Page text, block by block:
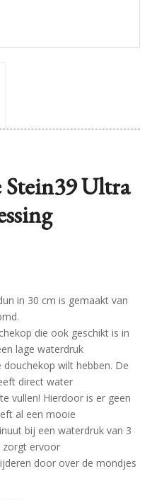
Ultra
die ook geschikt is in
lage waterdruk
wilt hebben. De
direct water
vullen! Hierdoor is er geen
al een mooie
bij een waterdruk van 3
zorgt ervoor
door over de mondjes